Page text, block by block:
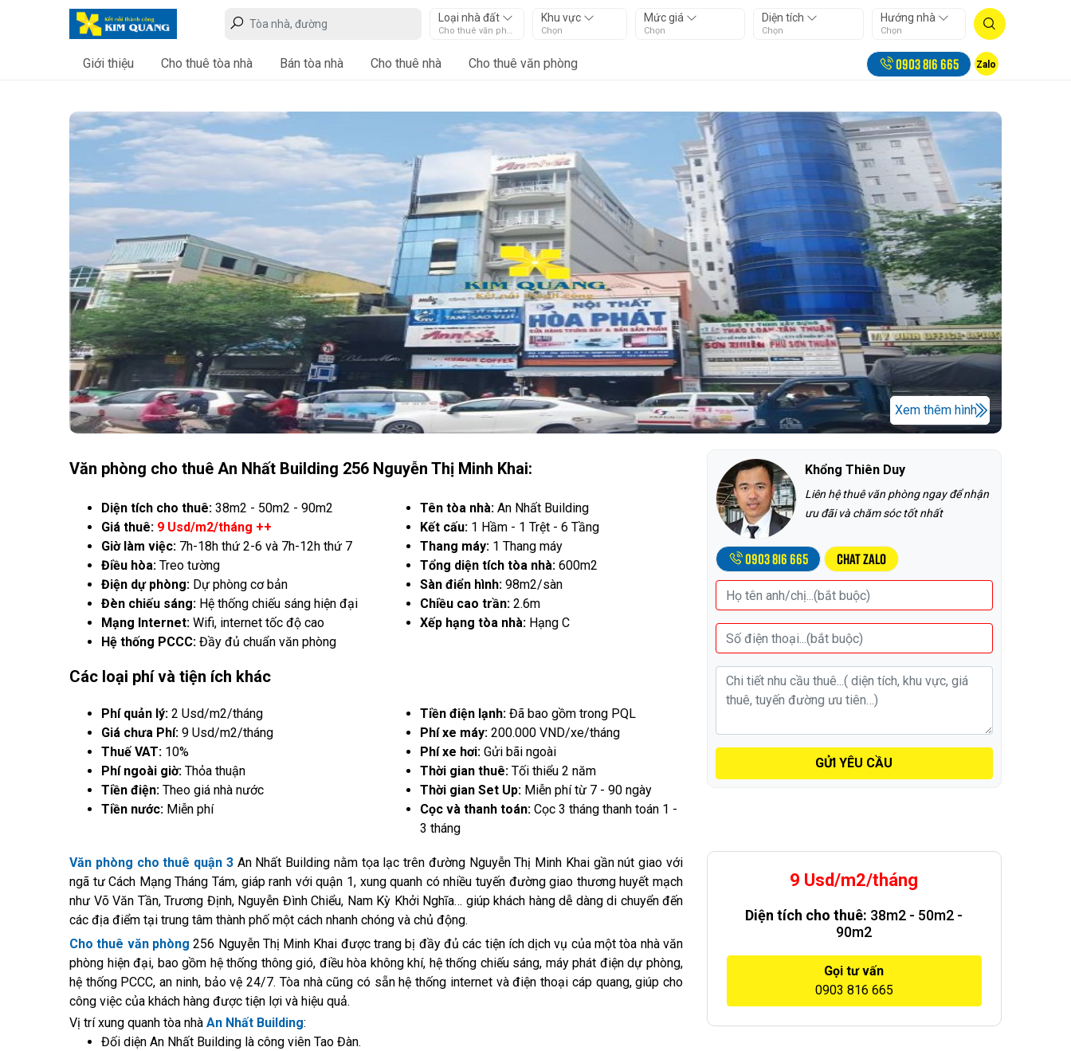
Loại nhà đất
Cho thuê văn phòng
Khu vực
Chọn
Mức giá
Chọn
Diện tích
Chọn
Hướng nhà
Chọn
Giới thiệu Cho thuê tòa nhà Bán tòa nhà Cho thuê nhà Cho thuê văn phòng 0903 816 665 Zalo
Xem thêm hình
Văn phòng cho thuê An Nhất Building 256 Nguyễn Thị Minh Khai:
Diện tích cho thuê: 38m2 - 50m2 - 90m2
Giá thuê: 9 Usd/m2/tháng ++
Giờ làm việc: 7h-18h thứ 2-6 và 7h-12h thứ 7
Điều hòa: Treo tường
Điện dự phòng: Dự phòng cơ bản
Đèn chiếu sáng: Hệ thống chiếu sáng hiện đại
Mạng Internet: Wifi, internet tốc độ cao
Hệ thống PCCC: Đầy đủ chuẩn văn phòng
Tên tòa nhà: An Nhất Building
Kết cấu: 1 Hầm - 1 Trệt - 6 Tầng
Thang máy: 1 Thang máy
Tổng diện tích tòa nhà: 600m2
Sàn điển hình: 98m2/sàn
Chiều cao trần: 2.6m
Xếp hạng tòa nhà: Hạng C
Các loại phí và tiện ích khác
Phí quản lý: 2 Usd/m2/tháng
Giá chưa Phí: 9 Usd/m2/tháng
Thuế VAT: 10%
Phí ngoài giờ: Thỏa thuận
Tiền điện: Theo giá nhà nước
Tiền nước: Miễn phí
Tiền điện lạnh: Đã bao gồm trong PQL
Phí xe máy: 200.000 VND/xe/tháng
Phí xe hơi: Gửi bãi ngoài
Thời gian thuê: Tối thiểu 2 năm
Thời gian Set Up: Miễn phí từ 7 - 90 ngày
Cọc và thanh toán: Cọc 3 tháng thanh toán 1 -
3 tháng
Khổng Thiên Duy
Liên hệ thuê văn phòng ngay để nhận
ưu đãi và chăm sóc tốt nhất
0903 816 665 Chat Zalo
GỬI YÊU CẦU
Văn phòng cho thuê quận 3An Nhất Building nằm tọa lạc trên đường Nguyễn Thị Minh Khai gần nút giao với
ngã tư Cách Mạng Tháng Tám, giáp ranh với quận 1, xung quanh có nhiều tuyến đường giao thương huyết mạch
như Võ Văn Tần, Trương Định, Nguyễn Đình Chiểu, Nam Kỳ Khởi Nghĩa… giúp khách hàng dễ dàng di chuyển đến
các địa điểm tại trung tâm thành phố một cách nhanh chóng và chủ động.
Cho thuê văn phòng 256 Nguyễn Thị Minh Khai được trang bị đầy đủ các tiện ích dịch vụ của một tòa nhà văn
phòng hiện đại, bao gồm hệ thống thông gió, điều hòa không khí, hệ thống chiếu sáng, máy phát điện dự phòng,
hệ thống PCCC, an ninh, bảo vệ 24/7. Tòa nhà cũng có sẵn hệ thống internet và điện thoại cáp quang, giúp cho
công việc của khách hàng được tiện lợi và hiệu quả.
Vị trí xung quanh tòa nhà An Nhất Building:
Đối diện An Nhất Building là công viên Tao Đàn.
9 Usd/m2/tháng
Diện tích cho thuê: 38m2 - 50m2 -
90m2
Gọi tư vấn
0903 816 665